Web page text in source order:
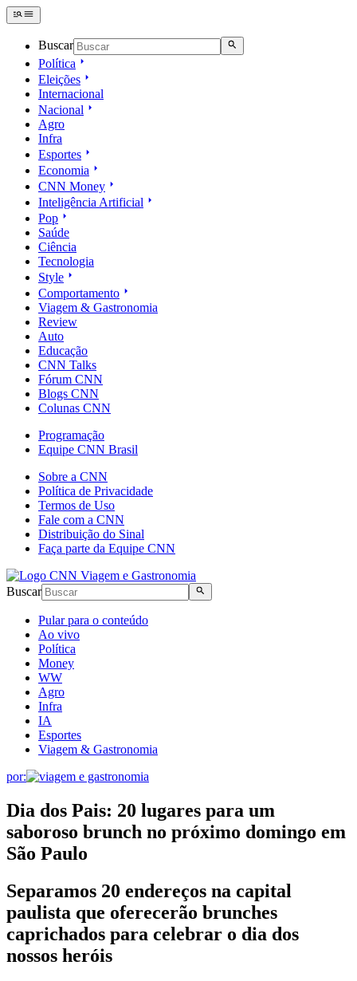
Buscar
Política
Eleições
Internacional
Nacional
Agro
Infra
Esportes
Economia
CNN Money
Inteligência Artificial
Pop
Saúde
Ciência
Tecnologia
Style
Comportamento
Viagem & Gastronomia
Review
Auto
Educação
CNN Talks
Fórum CNN
Blogs CNN
Colunas CNN
Programação
Equipe CNN Brasil
Sobre a CNN
Política de Privacidade
Termos de Uso
Fale com a CNN
Distribuição do Sinal
Faça parte da Equipe CNN
Buscar
Pular para o conteúdo
Ao vivo
Política
Money
WW
Agro
Infra
IA
Esportes
Viagem & Gastronomia
por:
Dia dos Pais: 20 lugares para um
saboroso brunch no próximo domingo em
São Paulo
Separamos 20 endereços na capital
paulista que oferecerão brunches
caprichados para celebrar o dia dos
nossos heróis